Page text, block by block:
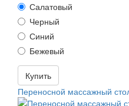
Салатовый
Черный
Синий
Бежевый
Купить
Переносной массажный